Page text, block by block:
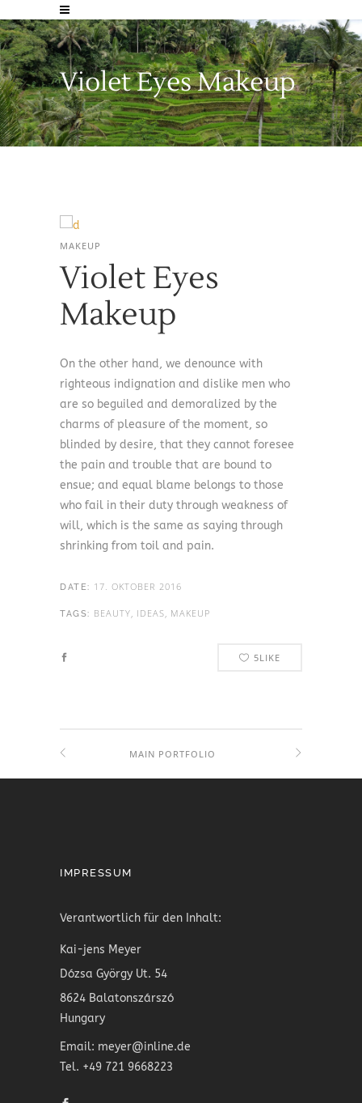
Violet Eyes Makeup
MAKEUP
Violet Eyes
Makeup
On the other hand, we denounce with
righteous indignation and dislike men who
are so beguiled and demoralized by the
charms of pleasure of the moment, so
blinded by desire, that they cannot foresee
the pain and trouble that are bound to
ensue; and equal blame belongs to those
who fail in their duty through weakness of
will, which is the same as saying through
shrinking from toil and pain.
DATE: 17. OKTOBER 2016
TAGS: BEAUTY, IDEAS, MAKEUP
5LIKE
MAIN PORTFOLIO
IMPRESSUM
Verantwortlich für den Inhalt:
Kai-jens Meyer
Dózsa György Ut. 54
8624 Balatonszárszó
Hungary
Email: meyer@inline.de
Tel. +49 721 9668223